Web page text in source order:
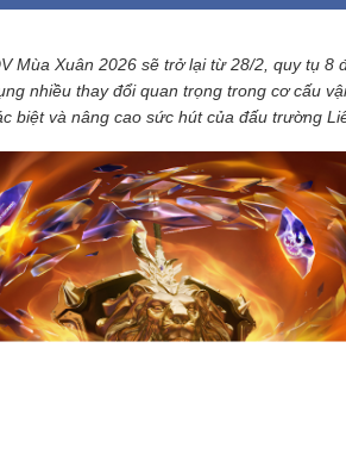
Mùa Xuân 2026 sẽ trở lại từ 28/2, quy tụ 8
nhiều thay đổi quan trọng trong cơ cấu
biệt và nâng cao sức hút của đấu trường